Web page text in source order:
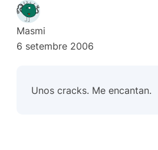
Masmi
6 setembre 2006
Unos cracks. Me encantan.